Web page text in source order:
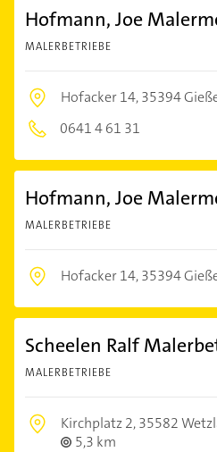
Hofmann, Joe
MALERBETRIEBE
Hofacker 14,35394
0641 4 61 31
Hofmann, Joe
MALERBETRIEBE
Hofacker 14,35394
Scheelen Ralf
MALERBETRIEBE
Kirchplatz 2,35582
5,3 km